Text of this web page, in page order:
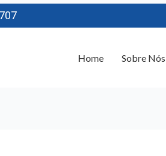
Home Sobre Nós